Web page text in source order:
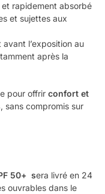
rapidement absorbé
et sujettes aux
l’exposition au
après la
pour offrir confort et
, sans compromis sur
50+ sera livré en 24
ouvrables dans le